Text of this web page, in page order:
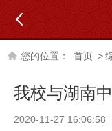
您的位置： 首页 >
我校与湖南
2020-11-27 16:06:58